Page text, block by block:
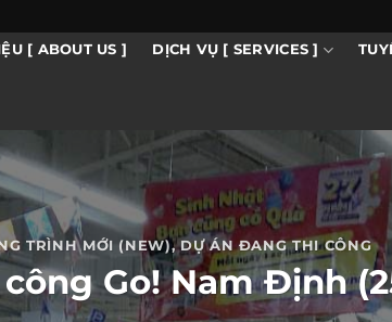
[ ABOUT US ] DỊCH VỤ [ SERVICES ]
TRÌNH MỚI (NEW),DỰ ÁN ĐANG THI CÔNG
Go! Nam Định